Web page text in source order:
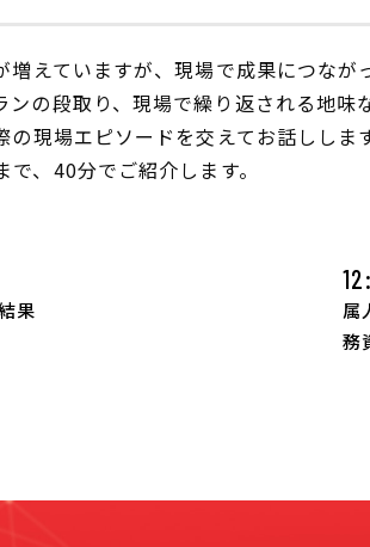
えていますが、現場で成果につな
の段取り、現場で繰り返される地
現場エピソードを交えてお話ししま
、40分でご紹介します。
果
属
務